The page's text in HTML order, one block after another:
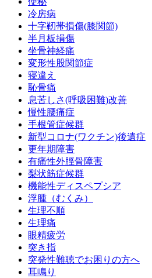
冷房病
十字靭帯損傷(膝関節)
半月板損傷
坐骨神経痛
変形性股関節症
寝違え
恥骨痛
息苦しさ(呼吸困難)改善
慢性腰痛症
手根管症候群
新型コロナ(ワクチン)後遺症
更年期障害
有痛性外脛骨障害
梨状筋症候群
機能性ディスペプシア
浮腫（むくみ）
生理不順
生理痛
眼精疲労
突き指
突発性難聴でお困りの方へ
耳鳴り